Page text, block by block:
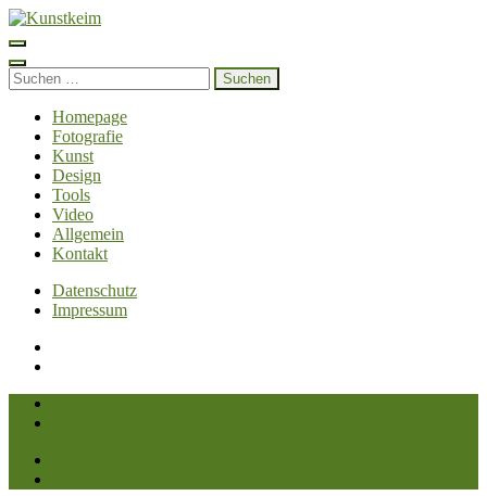
Zum
Inhalt
springen
(Enter
drücken)
Suchen
nach:
Homepage
Fotografie
Kunst
Design
Tools
Video
Allgemein
Kontakt
Datenschutz
Impressum